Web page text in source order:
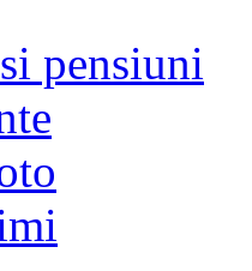
pensiuni